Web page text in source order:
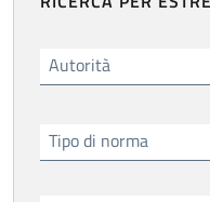
Autorità
Tipo di norma